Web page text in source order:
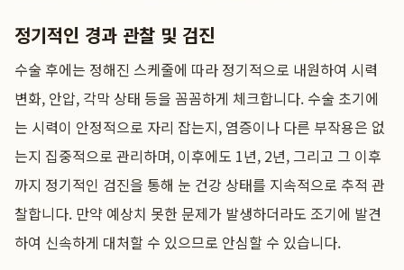
정기적인 경과 관찰 및 검진
수술 후에는 정해진 스케줄에 따라 정기적으로 내원하여 시력
변화, 안압, 각막 상태 등을 꼼꼼하게 체크합니다. 수술 초기에
는 시력이 안정적으로 자리 잡는지, 염증이나 다른 부작용은 없
는지 집중적으로 관리하며, 이후에도 1년, 2년, 그리고 그 이후
까지 정기적인 검진을 통해 눈 건강 상태를 지속적으로 추적 관
찰합니다. 만약 예상치 못한 문제가 발생하더라도 조기에 발견
하여 신속하게 대처할 수 있으므로 안심할 수 있습니다.